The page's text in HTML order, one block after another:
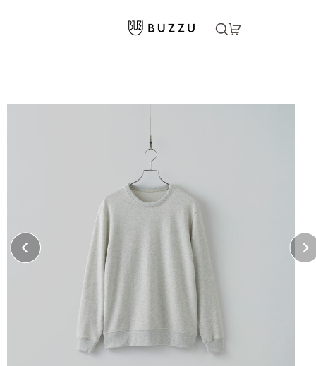
パーカー・スウェット >スウェット
8.4oz クルーネックライトトレーナー